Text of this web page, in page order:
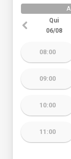
Qui
06/08
08:00
09:00
10:00
11:00